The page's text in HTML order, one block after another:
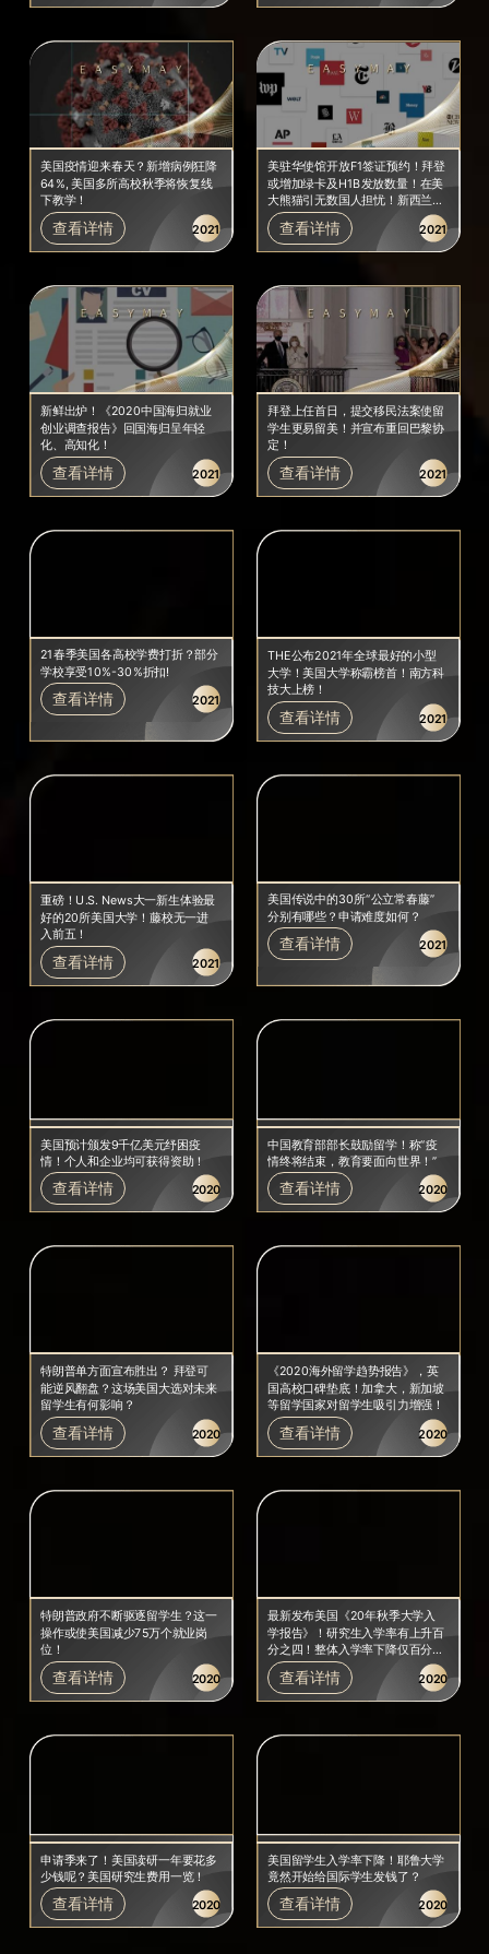
美国疫情迎来春天？新增病例狂降
64%, 美国多所高校秋季将恢复线
下教学！
查看详情 2021
美驻华使馆开放F1签证预约！拜登
或增加绿卡及H1B发放数量！在美
大熊猫引无数国人担忧！新西兰4
月起允许千名留学生入境!
查看详情 2021
新鲜出炉！《2020中国海归就业
创业调查报告》回国海归呈年轻
化、高知化！
查看详情 2021
拜登上任首日，提交移民法案使留
学生更易留美！并宣布重回巴黎协
定！
查看详情 2021
21春季美国各高校学费打折？部分
学校享受10%-30%折扣!
查看详情 2021
THE公布2021年全球最好的小型
大学！美国大学称霸榜首！南方科
技大上榜！
查看详情 2021
重磅！U.S. News大一新生体验最
好的20所美国大学！藤校无一进
入前五！
查看详情 2021
美国传说中的30所“公立常春藤”
分别有哪些？申请难度如何？
查看详情 2021
美国预计颁发9千亿美元纾困疫
情！个人和企业均可获得资助！
查看详情 2020
中国教育部部长鼓励留学！称“疫
情终将结束，教育要面向世界！”
查看详情 2020
特朗普单方面宣布胜出？ 拜登可
能逆风翻盘？这场美国大选对未来
留学生有何影响？
查看详情 2020
《2020海外留学趋势报告》，英
国高校口碑垫底！加拿大，新加坡
等留学国家对留学生吸引力增强！
查看详情 2020
特朗普政府不断驱逐留学生？这一
操作或使美国减少75万个就业岗
位！
查看详情 2020
最新发布美国《20年秋季大学入
学报告》！研究生入学率有上升百
分之四！整体入学率下降仅百分之
三！
查看详情 2020
申请季来了！美国读研一年要花多
少钱呢？美国研究生费用一览！
查看详情 2020
美国留学生入学率下降！耶鲁大学
竟然开始给国际学生发钱了？
查看详情 2020